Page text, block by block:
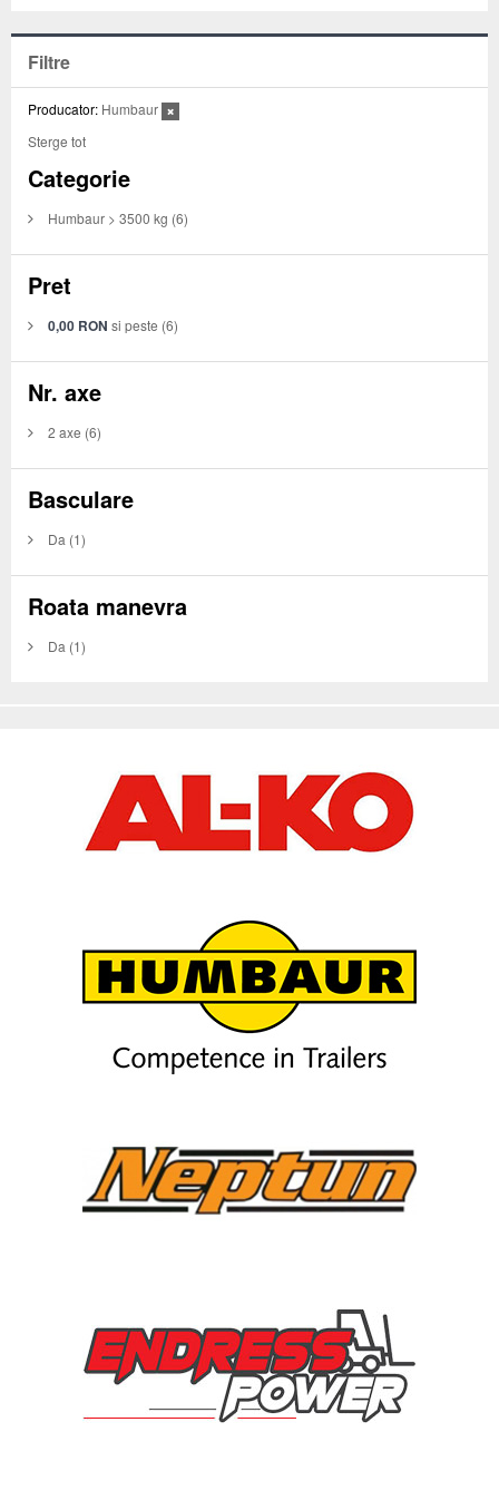
Filtre
Producator: Humbaur
Sterge tot
Categorie
Humbaur > 3500 kg (6)
Pret
0,00 RON si peste (6)
Nr. axe
2 axe (6)
Basculare
Da (1)
Roata manevra
Da (1)